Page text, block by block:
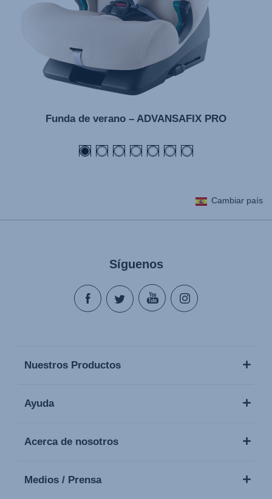
Funda de verano – ADVANSAFIX PRO
Cambiar país
Síguenos
Nuestros Productos
Ayuda
Acerca de nosotros
Medios / Prensa